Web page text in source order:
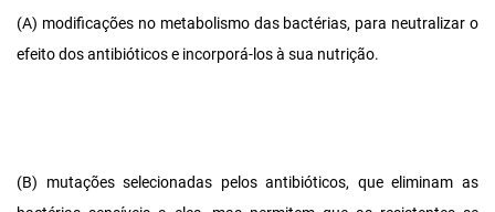
(A) modificações no metabolismo das bactérias, para neutralizar o
efeito dos antibióticos e incorporá-los à sua nutrição.
(B) mutações selecionadas pelos antibióticos, que eliminam as